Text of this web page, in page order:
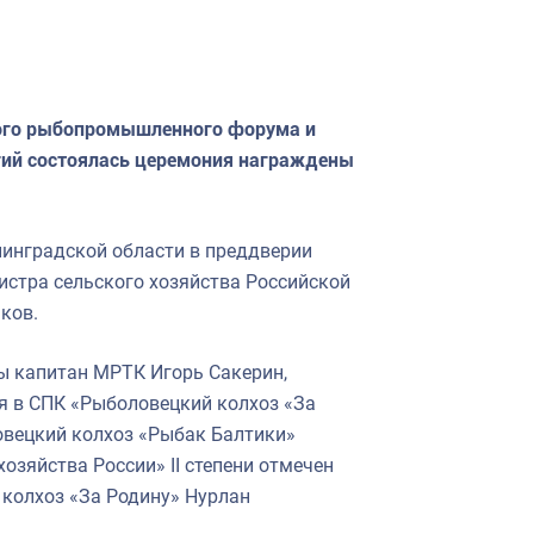
рыбопромышленного форума и
состоялась церемония награждены
области в преддверии
сельского хозяйства Российской
капитан МРТК Игорь Сакерин,
в СПК «Рыболовецкий колхоз «За
колхоз «Рыбак Балтики»
России» II степени отмечен
«За Родину» Нурлан